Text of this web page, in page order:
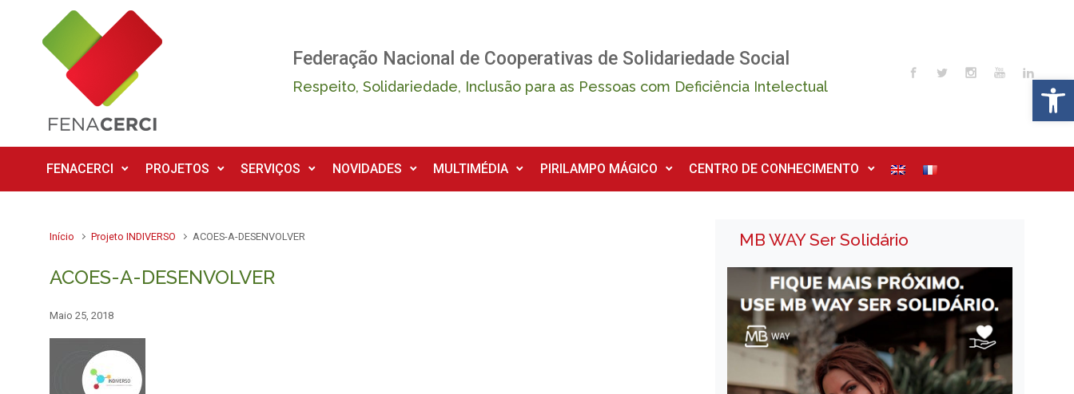
Skip to main content
Federação Nacional de Cooperativas de Solidariedade Social
Respeito, Solidariedade, Inclusão para as Pessoas com Deficiência Intelectual
FENACERCI PROJETOS SERVIÇOS NOVIDADES MULTIMÉDIA PIRILAMPO MÁGICO CENTRO DE CONHECIMENTO
Início Projeto INDIVERSO ACOES-A-DESENVOLVER
ACOES-A-DESENVOLVER
Maio 25, 2018
MB WAY Ser Solidário